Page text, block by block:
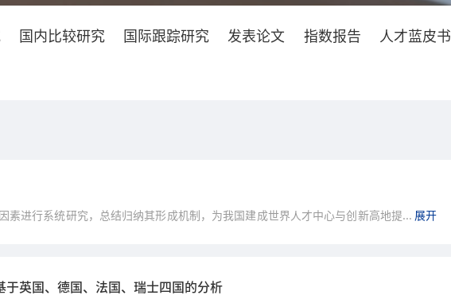
国内比较研究 国际跟踪研究 发表论文 指数报告
人才蓝皮书
素进行系统研究，总结归纳其形成机制，为我国建成世界人才中心与创新高地提供经验
... 展开
英国、德国、法国、瑞士四国的分析